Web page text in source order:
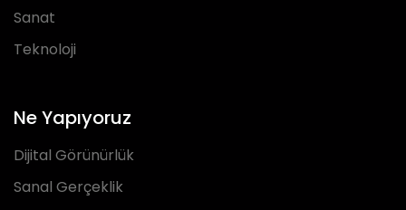
Sanat
Teknoloji
Ne Yapıyoruz
Dijital Görünürlük
Sanal Gerçeklik